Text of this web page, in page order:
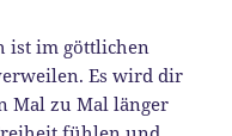
ist im göttlichen
Es wird dir
Mal zu Mal länger